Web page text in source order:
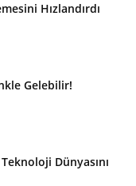
Hızlandırdı
Gelebilir!
Dünyasını